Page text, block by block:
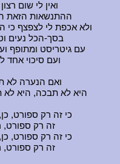
ואין לי שום
ההתנשאות הזאת
ולא אכפת לי לצפצף כי
בסך-הכל נעים
עם גיטריסט ומתופף
ועם סיכוי אחד
ואם הנערה לא
היא לא תבכה, היא לא
כי זה רק ספורט,
זה רק ספורט,
כי זה רק ספורט,
זה רק ספורט,